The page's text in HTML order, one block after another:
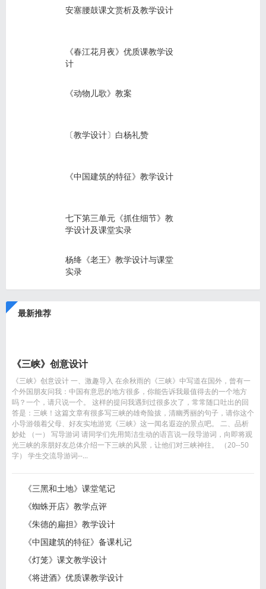
安塞腰鼓课文赏析及教学设计
《春江花月夜》优质课教学设
计
《动物儿歌》教案
〔教学设计〕白杨礼赞
《中国建筑的特征》教学设计
七下第三单元《抓住细节》教
学设计及课堂实录
杨绛《老王》教学设计与课堂
实录
最新推荐
《三峡》创意设计
《三峡》创意设计 一、激趣导入 在余秋雨的《三峡》中写道在国外，曾有一
个外国朋友问我：中国有意思的地方很多，你能告诉我最值得去的一个地方
吗？一个，请只说一个。 这样的提问我遇到过很多次了，常常随口吐出的回
答是：三峡！这篇文章有很多写三峡的雄奇险拔，清幽秀丽的句子，请你这个
小导游领着父母、好友实地游览《三峡》这一闻名遐迩的景点吧。 二、品析
妙处 （一） 写导游词 请同学们先用简洁生动的语言说一段导游词，向即将观
光三峡的亲朋好友总体介绍一下三峡的风景，让他们对三峡神往。 （20--50
字） 学生交流导游词--...
《三黑和土地》课堂笔记
《蜘蛛开店》教学点评
《朱德的扁担》教学设计
《中国建筑的特征》备课札记
《灯笼》课文教学设计
《将进酒》优质课教学设计